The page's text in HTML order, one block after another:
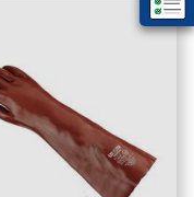
Mein